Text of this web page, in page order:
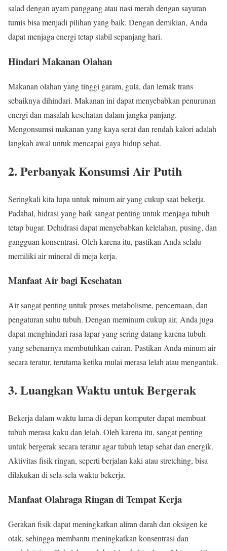
salad dengan ayam panggang atau nasi merah dengan sayuran
tumis bisa menjadi pilihan yang baik. Dengan demikian, Anda
dapat menjaga energi tetap stabil sepanjang hari.
Hindari Makanan Olahan
Makanan olahan yang tinggi garam, gula, dan lemak trans
sebaiknya dihindari. Makanan ini dapat menyebabkan penurunan
energi dan masalah kesehatan dalam jangka panjang.
Mengonsumsi makanan yang kaya serat dan rendah kalori adalah
langkah awal untuk mencapai gaya hidup sehat.
2. Perbanyak Konsumsi Air Putih
Seringkali kita lupa untuk minum air yang cukup saat bekerja.
Padahal, hidrasi yang baik sangat penting untuk menjaga tubuh
tetap bugar. Dehidrasi dapat menyebabkan kelelahan, pusing, dan
gangguan konsentrasi. Oleh karena itu, pastikan Anda selalu
memiliki air mineral di meja kerja.
Manfaat Air bagi Kesehatan
Air sangat penting untuk proses metabolisme, pencernaan, dan
pengaturan suhu tubuh. Dengan meminum cukup air, Anda juga
dapat menghindari rasa lapar yang sering datang karena tubuh
yang sebenarnya membutuhkan cairan. Pastikan Anda minum air
secara teratur, terutama ketika mulai merasa lelah atau mengantuk.
3. Luangkan Waktu untuk Bergerak
Bekerja dalam waktu lama di depan komputer dapat membuat
tubuh merasa kaku dan lelah. Oleh karena itu, sangat penting
untuk bergerak secara teratur agar tubuh tetap sehat dan energik.
Aktivitas fisik ringan, seperti berjalan kaki atau stretching, bisa
dilakukan di sela-sela waktu bekerja.
Manfaat Olahraga Ringan di Tempat Kerja
Gerakan fisik dapat meningkatkan aliran darah dan oksigen ke
otak, sehingga membantu meningkatkan konsentrasi dan